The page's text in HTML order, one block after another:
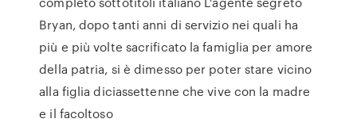
Bryan, dopo tanti anni di servizio nei quali ha
più e più volte sacrificato la famiglia per amore
della patria, si è dimesso per poter stare vicino
alla figlia diciassettenne che vive con la madre
e il facoltoso